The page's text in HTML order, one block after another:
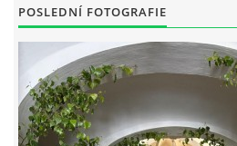
POSLEDNÍ FOTOGRAFIE